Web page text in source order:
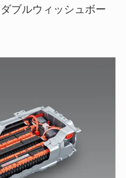
ブルウィッシュボー